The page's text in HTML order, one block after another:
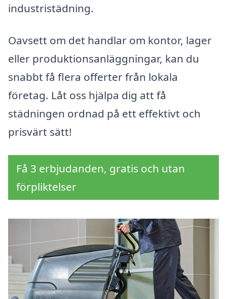
industristädning.
Oavsett om det handlar om kontor, lager
eller produktionsanläggningar, kan du
snabbt få flera offerter från lokala
företag. Låt oss hjälpa dig att få
städningen ordnad på ett effektivt och
prisvärt sätt!
Få 3 erbjudanden, gratis och utan
förpliktelser